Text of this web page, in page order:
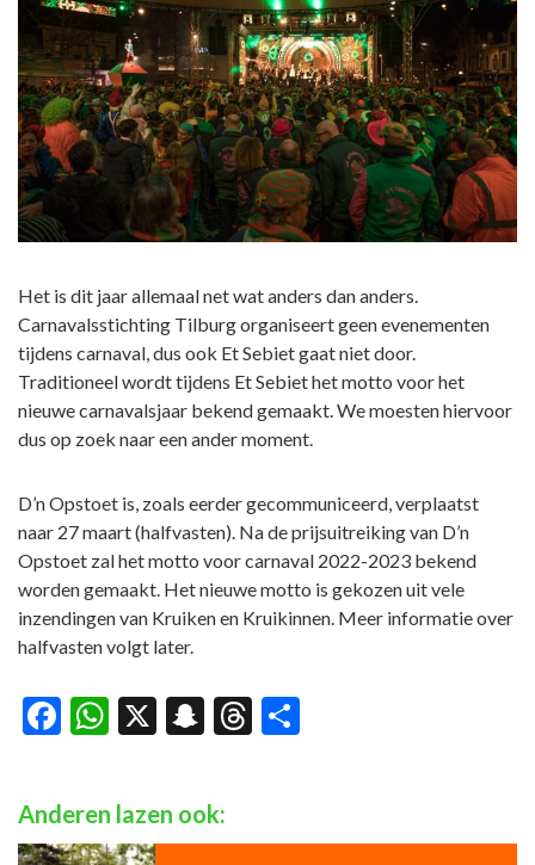
Het is dit jaar allemaal net wat anders dan anders.
Carnavalsstichting Tilburg organiseert geen evenementen
tijdens carnaval, dus ook Et Sebiet gaat niet door.
Traditioneel wordt tijdens Et Sebiet het motto voor het
nieuwe carnavalsjaar bekend gemaakt. We moesten hiervoor
dus op zoek naar een ander moment.
D’n Opstoet is, zoals eerder gecommuniceerd, verplaatst
naar 27 maart (halfvasten). Na de prijsuitreiking van D’n
Opstoet zal het motto voor carnaval 2022-2023 bekend
worden gemaakt. Het nieuwe motto is gekozen uit vele
inzendingen van Kruiken en Kruikinnen. Meer informatie over
halfvasten volgt later.
Facebook
WhatsApp
X Snapchat
Threads
Anderen lazen ook: